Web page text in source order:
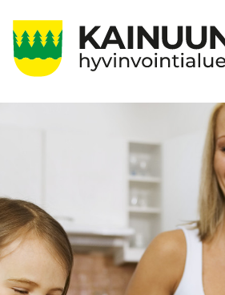
pääsisältöön
Asiakkaille